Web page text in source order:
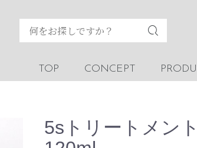
TOP CONCEPT
5sトリートメン